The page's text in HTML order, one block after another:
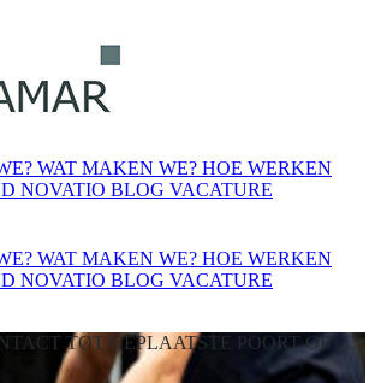
WAT MAKEN WE? HOE WERKEN
NOVATIO BLOG VACATURE
WAT MAKEN WE? HOE WERKEN
NOVATIO BLOG VACATURE
TOT GEPLAATSTE POORT OF